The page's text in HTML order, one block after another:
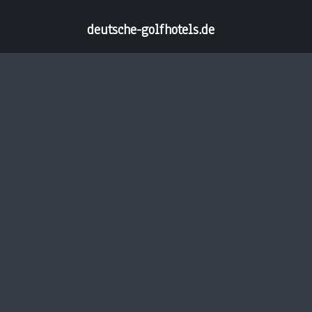
deutsche-golfhotels.de